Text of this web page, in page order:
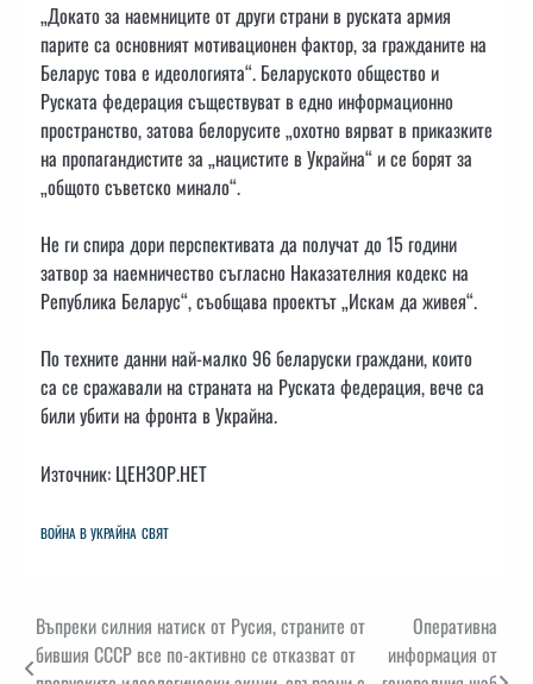
„Докато за наемниците от други страни в руската армия
парите са основният мотивационен фактор, за гражданите на
Беларус това е идеологията“. Беларуското общество и
Руската федерация съществуват в едно информационно
пространство, затова белорусите „охотно вярват в приказките
на пропагандистите за „нацистите в Украйна“ и се борят за
„общото съветско минало“.
Не ги спира дори перспективата да получат до 15 години
затвор за наемничество съгласно Наказателния кодекс на
Република Беларус“, съобщава проектът „Искам да живея“.
По техните данни най-малко 96 беларуски граждани, които
са се сражавали на страната на Руската федерация, вече са
били убити на фронта в Украйна.
Източник: ЦЕНЗОР.НЕТ
ВОЙНА В УКРАЙНА СВЯТ
Навигация
Въпреки силния натиск от Русия, страните от
бившия СССР все по-активно се отказват от
Оперативна
информация от